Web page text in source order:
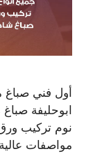
أول فني صباغ
ابوحليفة
نوم تركيب
مواصفات